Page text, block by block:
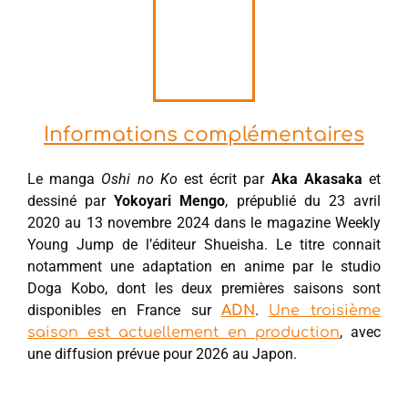
Informations complémentaires
Le manga Oshi no Ko est écrit par Aka Akasaka et
dessiné parYokoyari Mengo, prépublié du 23 avril
2020 au 13 novembre 2024 dans le magazine Weekly
Young Jump de l’éditeur Shueisha. Le titre connait
notamment une adaptation en anime par le studio
Doga Kobo, dont les deux premières saisons sont
disponibles en France sur ADN. Une troisième
saison est actuellement en production, avec
une diffusion prévue pour 2026 au Japon.